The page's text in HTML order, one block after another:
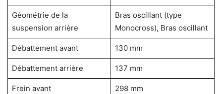
Géométrie de la
suspension arrière
Bras oscillant (type
Monocross), Bras oscillant
Débattement avant 130 mm
Débattement arrière 137 mm
Frein avant 298 mm